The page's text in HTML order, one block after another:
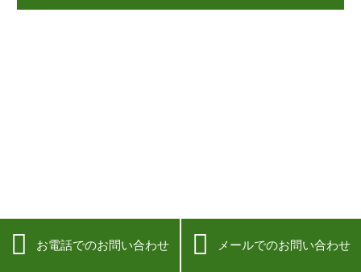
 お電話でのお問い合わせ  メールでのお問い合わせ